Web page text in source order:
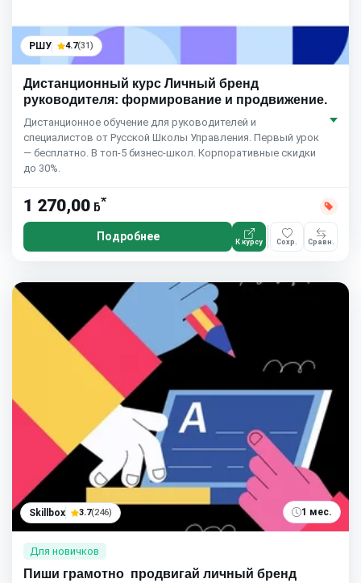
РШУ 4.7(31)
Дистанционный курс Личный бренд
руководителя: формирование и продвижение.
Дистанционное обучение для руководителей и
специалистов от Русской Школы Управления. Первый урок
— бесплатно. В топ-5 бизнес-школ. Корпоративные скидки
до 30%.
1 270,00 ƃ*
Подробнее К курсу Сохр. Сравн.
Skillbox 3.7(246) 1 мес.
Для новичков
Пиши грамотно  продвигай личный бренд